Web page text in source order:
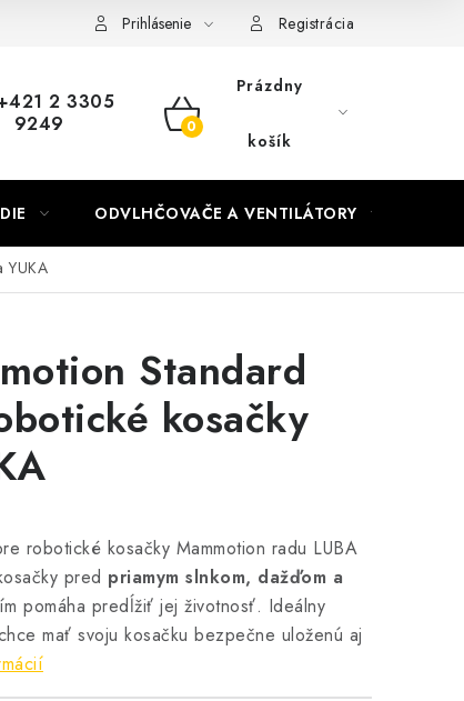
Prihlásenie Registrácia
2 3305
9249
NÁKUPNÝ
Prázdny
košík
ODVLHČOVAČE A VENTILÁTORY
YUKA
Standard
kosačky
robotické kosačky Mammotion radu LUBA
pred priamym slnkom, dažďom a
pomáha predĺžiť jej životnosť. Ideálny
mať svoju kosačku bezpečne uloženú aj